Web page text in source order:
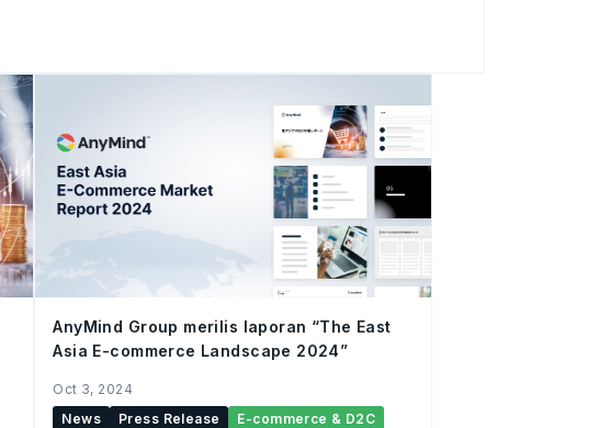
Lazada, dan segera tersedia di enam pasar Asia
Thailand, Indonesia, Malaysia, Vietnam, dan
men
AnyMind Group merilis laporan “The East
Asia E-commerce Landscape 2024”
Oct 3, 2024
News
Press Release E-commerce & D2C